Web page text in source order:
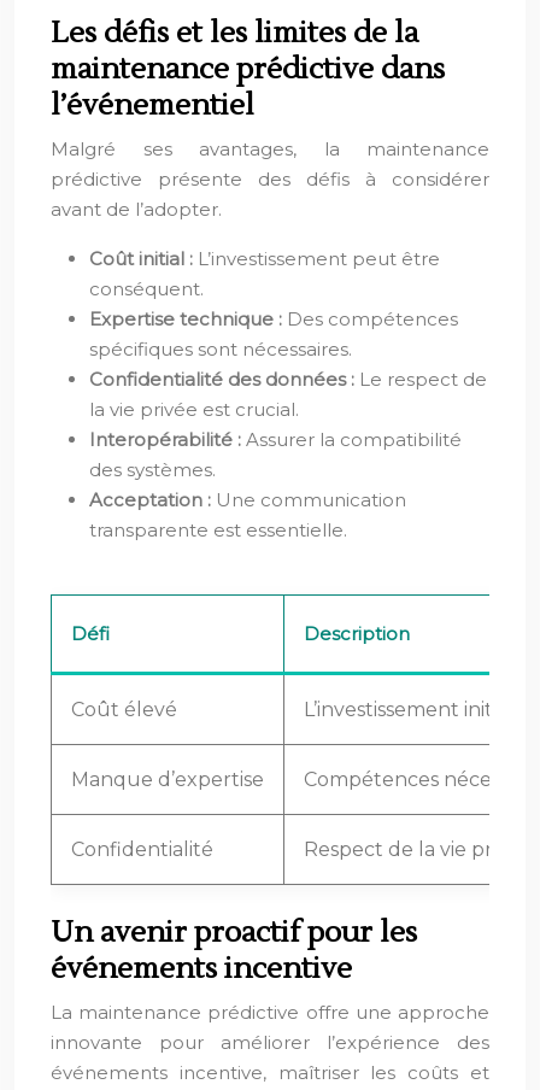
Les défis et les limites de la
maintenance prédictive dans
l’événementiel
Malgré ses avantages, la maintenance
prédictive présente des défis à considérer
avant de l’adopter.
Coût initial : L’investissement peut être
conséquent.
Expertise technique : Des compétences
spécifiques sont nécessaires.
Confidentialité des données : Le respect de
la vie privée est crucial.
Interopérabilité : Assurer la compatibilité
des systèmes.
Acceptation : Une communication
transparente est essentielle.
Défi Description
Coût élevé L’investissement initial
Manque d’expertise Compétences
Confidentialité Respect de la vie privée.
Un avenir proactif pour les
événements incentive
La maintenance prédictive offre une approche
innovante pour améliorer l’expérience des
événements incentive, maîtriser les coûts et